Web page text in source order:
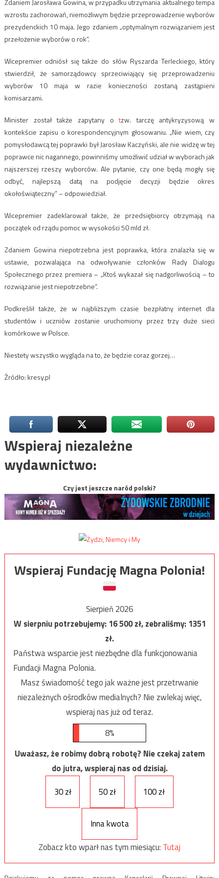
wzrostu zachorowań, niemożliwym będzie przeprowadzenie wyborów
prezydenckich 10 maja. Jego zdaniem „optymalnym rozwiązaniem jest
przełożenie wyborów o rok”.
Wicepremier odniósł się także do słów Ryszarda Terleckiego, który
stwierdził, że samorządowcy sprzeciwiający się przeprowadzeniu
wyborów 10 maja w razie konieczności zostaną zastąpieni
komisarzami.
Minister został także zapytany otzw. tarczę antykryzysową w
kontekście zapisu o korespondencyjnym głosowaniu. „Nie wiem, czy
pomysłodawcą tej poprawki był Jarosław Kaczyński, ale nie widzę w tej
poprawce nic nagannego, powinniśmy umożliwić udział w wyborach jak
najszerszej rzeszy wyborców. Ale pytanie, czy one będą mogły się
odbyć, najlepszą datą na podjęcie decyzji będzie okres
okołoświąteczny” – odpowiedział.
Wicepremier zadeklarował także, że przedsiębiorcy otrzymają na
początek od rządu pomoc w wysokości 50 mld zł.
Zdaniem Gowina niepotrzebna jest poprawka, która znalazła się w
ustawie, pozwalająca na odwoływanie członków Rady Dialogu
Społecznego przez premiera – „Ktoś wykazał się nadgorliwością – to
rozwiązanie jest niepotrzebne”.
Podkreślił także, że w najbliższym czasie bezpłatny internet dla
studentów i uczniów zostanie uruchomiony przez trzy duże sieci
komórkowe w Polsce.
Niestety wszystko wygląda na to, że będzie coraz gorzej…
Źródło: kresy.pl
Wspieraj niezależne
wydawnictwo:
Czy jest jeszcze naród polski?
Wspieraj Fundację Magna Polonia!
Sierpień 2026
W sierpniu potrzebujemy:16 500zł, zebraliśmy:1351
zł.
Państwa wsparcie jest niezbędne dla funkcjonowania
Fundacji Magna Polonia.
Masz świadomość tego jak ważne jest przetrwanie
niezależnych ośrodków medialnych? Nie zwlekaj więc,
wspieraj nas już od teraz.
8%
Uważasz, że robimy dobrą robotę? Nie czekaj zatem
do jutra, wspieraj nas od dzisiaj.
30 zł
50 zł 100 zł
Inna kwota
Zobacz kto wparł nas tym miesiącu: Tutaj